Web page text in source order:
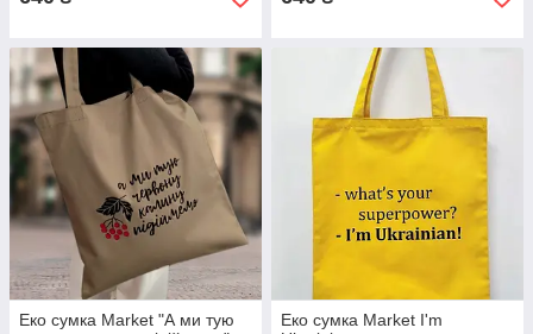
Еко сумка Market "А ми тую
Еко сумка Market I'm